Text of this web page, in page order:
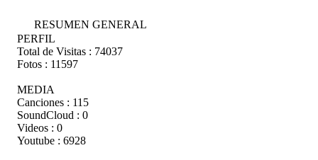
RESUMEN GENERAL
PERFIL
Total de Visitas : 74037
Fotos : 11597
MEDIA
Canciones : 115
SoundCloud : 0
Videos : 0
Youtube : 6928